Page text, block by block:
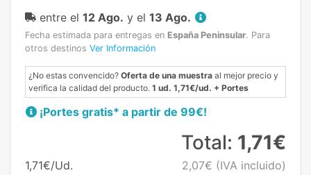
entre el 12 Ago. y el 13 Ago.
Fecha estimada para entregas en España Peninsular. Para
otros destinos Ver Información
¿No estas convencido? Oferta de una muestra al mejor precio y
verifica la calidad del producto. 1 ud. 1,71€/ud. + Portes
¡Portes gratis* a partir de 99€!
1,71€/Ud.
Total: 1,71€
2,07€ (IVA incluido)